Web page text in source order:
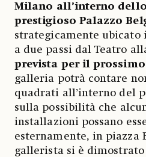
Milano all’interno
prestigioso Palazzo
strategicamente ubicato
a due passi dal Teatro
prevista per il
galleria potrà contare
quadrati all’interno del
sulla possibilità che
installazioni possano
esternamente, in piazza
gallerista si è